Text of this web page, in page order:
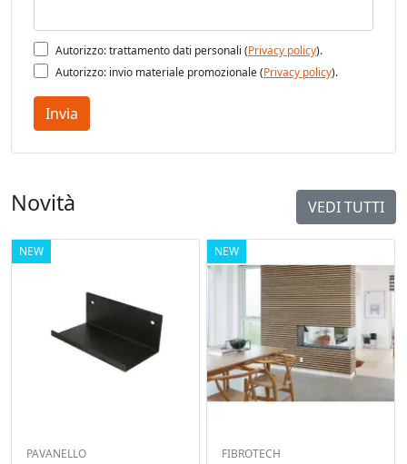
Autorizzo: trattamento dati personali (Privacy policy).
Autorizzo: invio materiale promozionale (Privacy policy).
Invia
Novità VEDI TUTTI
NEW
PAVANELLO
NEW
FIBROTECH